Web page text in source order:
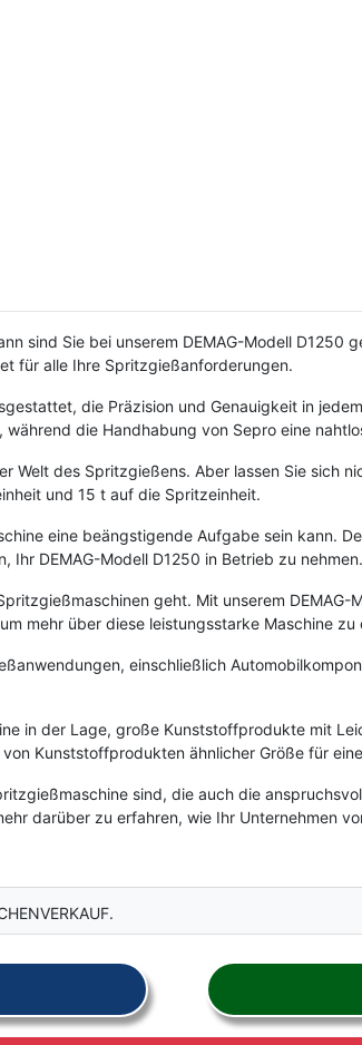
sind Sie bei unserem DEMAG-Modell
für alle Ihre Spritzgießanforderungen.
die Präzision und Genauigkeit in
die Handhabung von Sepro eine
Welt des Spritzgießens. Aber lassen Sie sich
und 15 t auf die Spritzeinheit.
eine beängstigende Aufgabe sein kann.
DEMAG-Modell D1250 in Betrieb zu nehmen.
geht. Mit unserem
mehr über diese leistungsstarke Maschine
einschließlich
in der Lage, große Kunststoffprodukte mit
Kunststoffprodukten ähnlicher Größe für
sind, die auch die
darüber zu erfahren, wie Ihr Unternehmen